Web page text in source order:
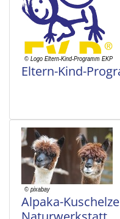
Eltern-Kind-
Alpaka-